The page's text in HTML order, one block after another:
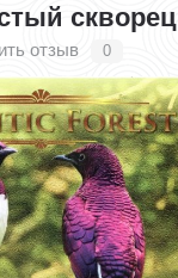
скворец
отзыв 0